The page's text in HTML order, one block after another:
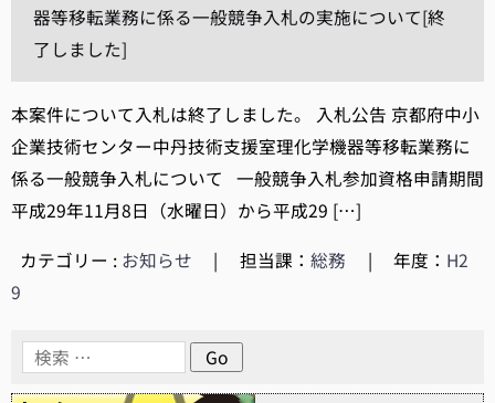
器等移転業務に係る一般競争入札の実施について[終
了しました]
本案件について入札は終了しました。 入札公告 京都府中小
企業技術センター中丹技術支援室理化学機器等移転業務に
係る一般競争入札について 一般競争入札参加資格申請期間
平成29年11月8日（水曜日）から平成29 […]
カテゴリー : お知らせ | 担当課：総務 | 年度： H2
9